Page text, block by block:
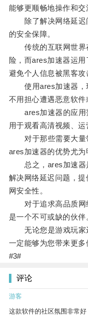
能够更顺畅地操作和交
除了解决网络延迟
的安全保障。
传统的互联网世界
险，而ares加速器运用
避免个人信息被黑客攻
使用ares加速器，
不用担心遭遇恶意软件
ares加速器的应用
用于观看高清视频、运
对于那些需要大量
ares加速器的优势尤为
总之，ares加速器
解决网络延迟问题，
网安全性。
对于追求高品质网
是一个不可或缺的伙伴
无论您是游戏玩家
一定能够为您带来更多
#3#
评论
游客
这款软件的社区氛围非常好